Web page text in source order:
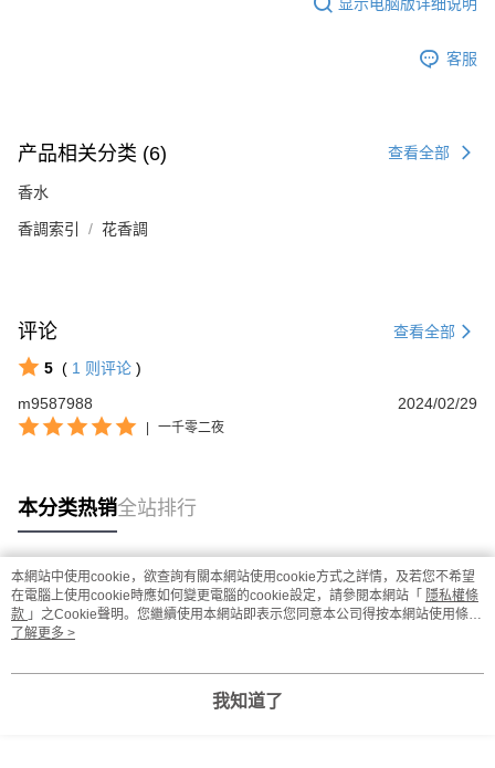
客服
产品相关分类 (6) 查看全部
香水
香調索引 花香調
评论 查看全部
5 ( 1 则评论 )
m9587988
2024/02/29
一千零二夜
本分类热销全站排行
热门标签
本網站中使用cookie，欲查詢有關本網站使用cookie方式之詳情，及若您不希望
在電腦上使用cookie時應如何變更電腦的cookie設定，請參閱本網站「 隱私權條
款 」之Cookie聲明。您繼續使用本網站即表示您同意本公司得按本網站使用條款
之Cookie聲明使用cookie。
了解更多 >
我知道了